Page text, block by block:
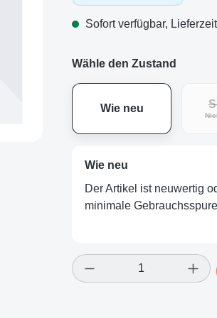
Sofort verfügbar,
Wähle den Zustand
Wie neu
Wie neu
Der Artikel ist neuwertig
minimale
Produkt Anzahl: